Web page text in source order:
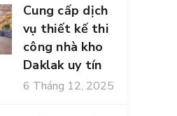
Cung cấp dịch
vụ thiết kế thi
công nhà kho
Daklak uy tín
6 Tháng 12, 2025